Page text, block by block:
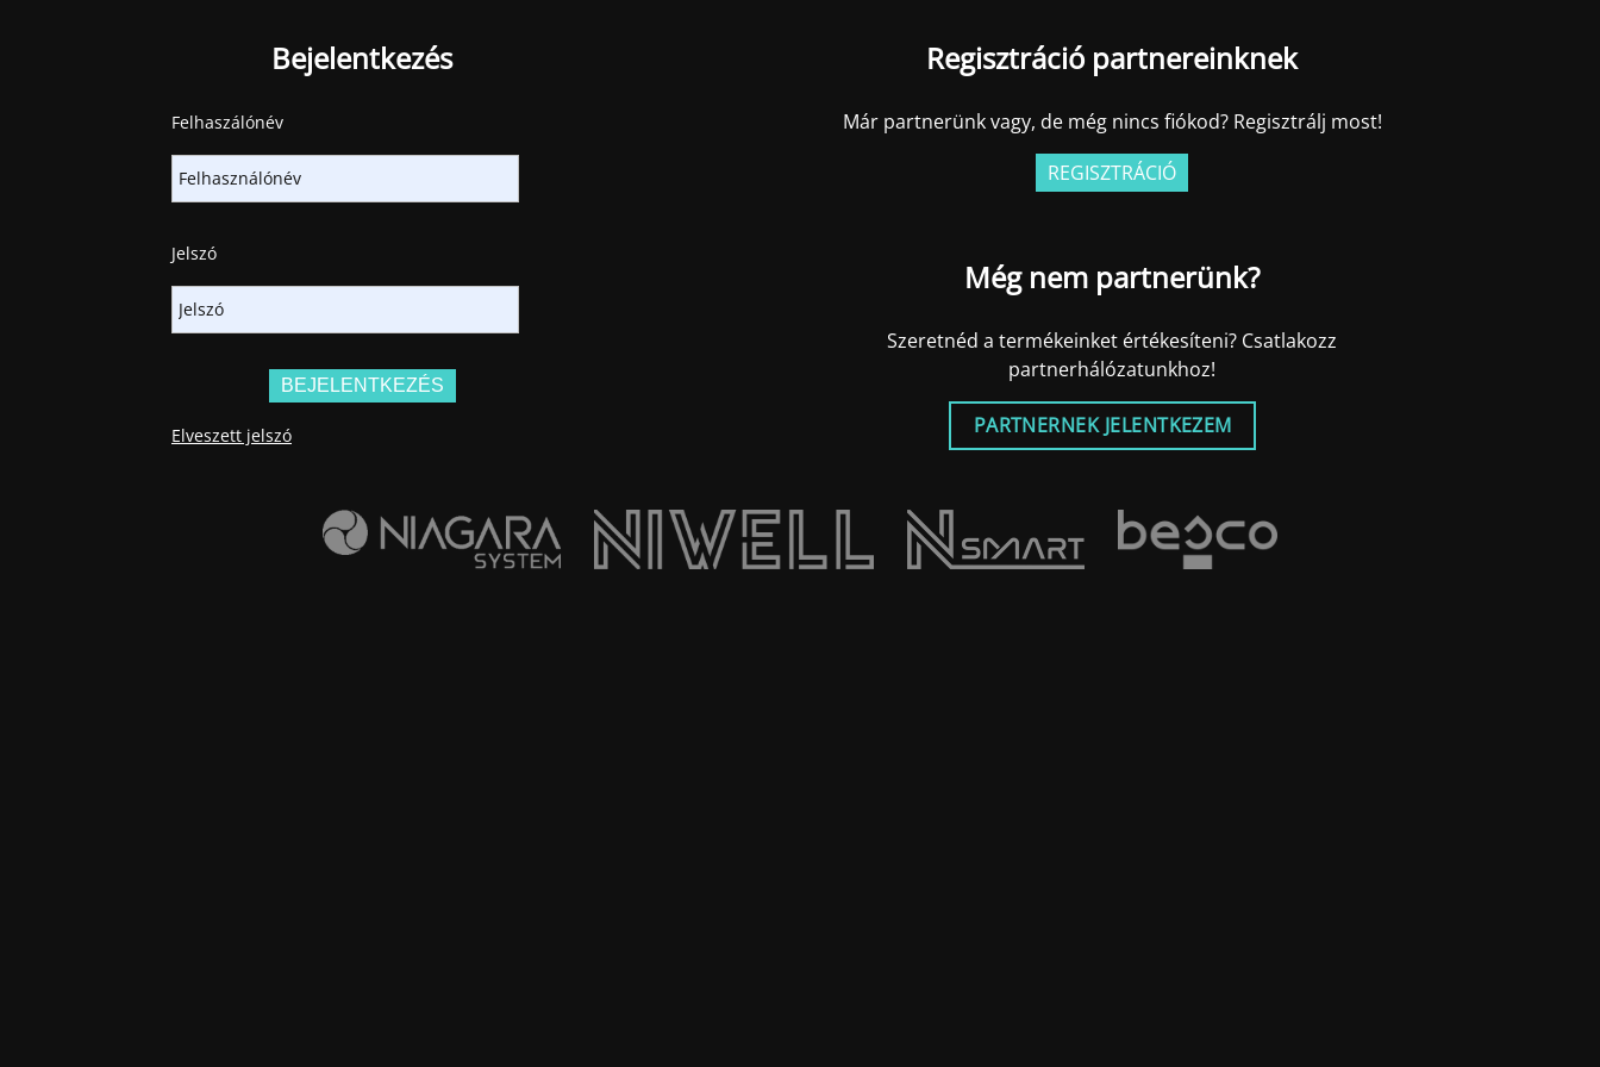
Bejelentkezés
Felhaszálónév
Jelszó
Elveszett jelszó
Regisztráció partnereinknek
Már partnerünk vagy, de még nincs fiókod? Regisztrálj most!
REGISZTRÁCIÓ
Még nem partnerünk?
Szeretnéd a termékeinket értékesíteni? Csatlakozz
partnerhálózatunkhoz!
PARTNERNEK JELENTKEZEM